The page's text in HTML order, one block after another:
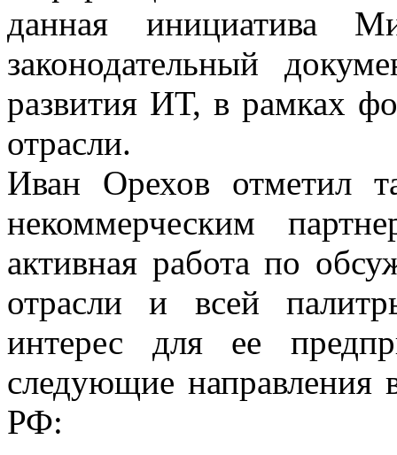
данная инициатива
законодательный
развития ИТ, в рамках
отрасли.
Иван Орехов отметил
некоммерческим
активная работа по
отрасли и всей
интерес для ее
следующие направления
РФ: